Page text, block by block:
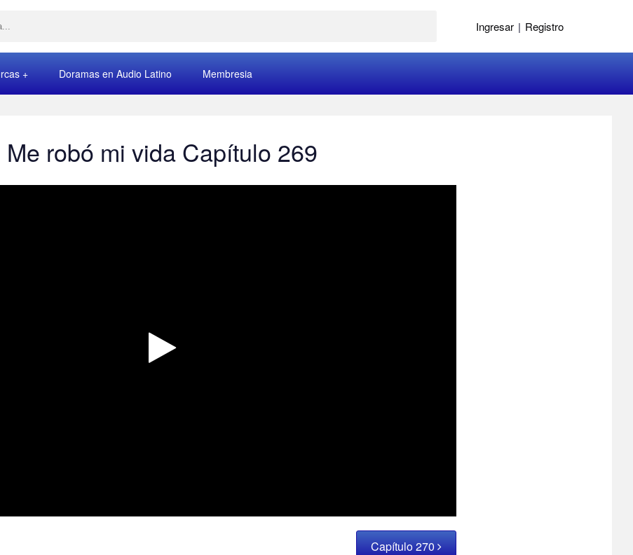
Ingresar | Registro
Doramas en Audio Latino Membresia
Me robó mi vida Capítulo 269
Capítulo 270